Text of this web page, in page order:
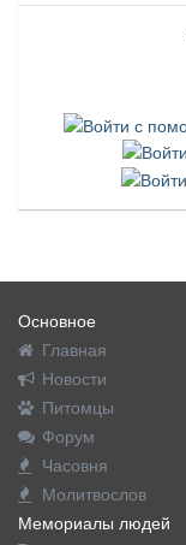
Основное
Главная
Новости
Питомцы
Форум
Часовня
Молитвослов
Мемориалы людей